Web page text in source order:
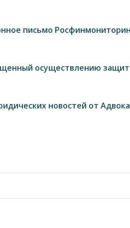
письмо
осуществлению
новостей от